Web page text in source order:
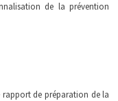
de la prévention
de préparation de la